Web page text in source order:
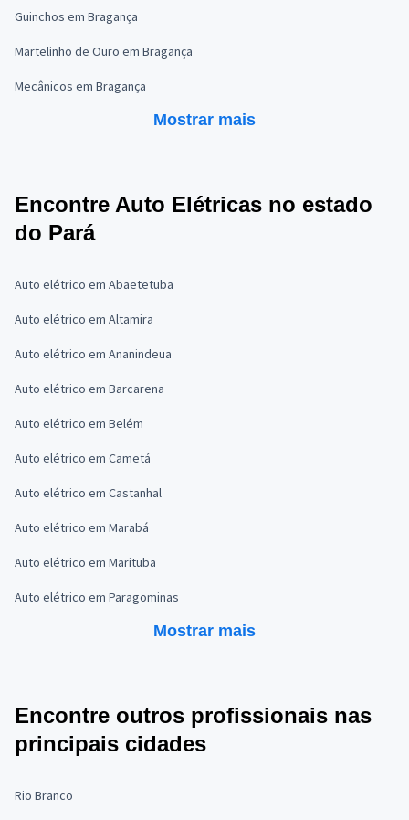
Guinchos em Bragança
Martelinho de Ouro em Bragança
Mecânicos em Bragança
Mostrar mais
Encontre Auto Elétricas no estado
do Pará
Auto elétrico em Abaetetuba
Auto elétrico em Altamira
Auto elétrico em Ananindeua
Auto elétrico em Barcarena
Auto elétrico em Belém
Auto elétrico em Cametá
Auto elétrico em Castanhal
Auto elétrico em Marabá
Auto elétrico em Marituba
Auto elétrico em Paragominas
Mostrar mais
Encontre outros profissionais nas
principais cidades
Rio Branco